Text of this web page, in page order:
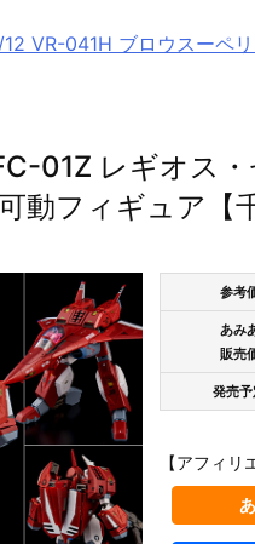
12 VR-041H ブロウスーペ
01Ζ レギオス
動フィギュア【
参考
あみ
販売
発売予
【アフィ
ンプラ】
1/144『シ
ンジュ［ス
シャルコー
ィング］』
戦士ガン
【ガンプラ】
RG 1/144『ν
ガンダム（ダ
ブル・フィ
ル装備型）』